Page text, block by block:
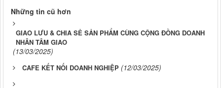
Những tin cũ hơn
GIAO LƯU & CHIA SẺ SẢN PHẨM CÙNG CỘNG ĐỒNG DOANH
NHÂN TÂM GIAO
(13/03/2025)
CAFE KẾT NỐI DOANH NGHIỆP (12/03/2025)